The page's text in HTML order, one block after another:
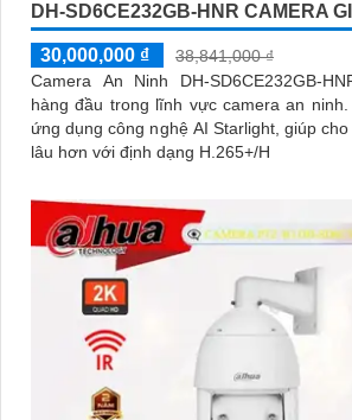
DH-SD6CE232GB-HNR CAMERA
30,000,000 ₫
38,841,000 ₫
Camera An Ninh DH-SD6CE232GB-
hàng đầu trong lĩnh vực camera an ninh. Camera này được
ứng dụng công nghệ AI Starlight, giúp
lâu hơn với định dạng H.265+/H